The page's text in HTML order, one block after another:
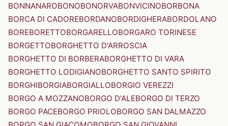
BONNANAROBONOBONORVABONVICINOBORBONA
BORCA DI CADOREBORDANOBORDIGHERABORDOLANO
BOREBORETTOBORGARELLOBORGARO TORINESE
BORGETTOBORGHETTO D'ARROSCIA
BORGHETTO DI BORBERABORGHETTO DI VARA
BORGHETTO LODIGIANOBORGHETTO SANTO SPIRITO
BORGHIBORGIABORGIALLOBORGIO VEREZZI
BORGO A MOZZANOBORGO D'ALEBORGO DI TERZO
BORGO PACEBORGO PRIOLOBORGO SAN DALMAZZO